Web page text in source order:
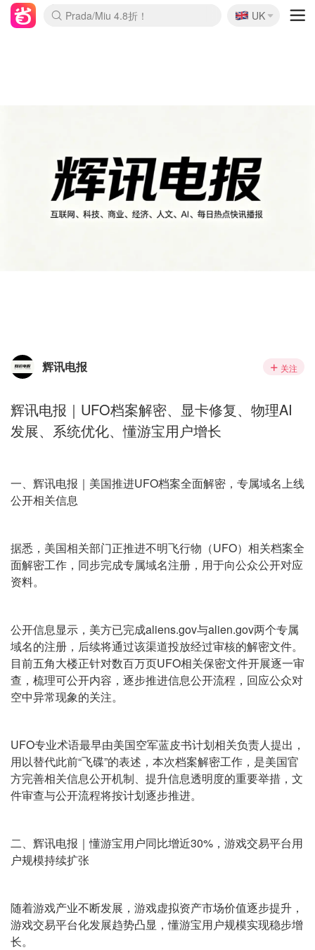
Prada/Miu 4.8折！
🇬🇧
UK
辉讯电报 关注
辉讯电报｜UFO档案解密、显卡修复、物理AI
发展、系统优化、懂游宝用户增长
一、辉讯电报｜美国推进UFO档案全面解密，专属域名上线
公开相关信息
据悉，美国相关部门正推进不明飞行物（UFO）相关档案全
面解密工作，同步完成专属域名注册，用于向公众公开对应
资料。
公开信息显示，美方已完成aliens.gov与alien.gov两个专属
域名的注册，后续将通过该渠道投放经过审核的解密文件。
目前五角大楼正针对数百万页UFO相关保密文件开展逐一审
查，梳理可公开内容，逐步推进信息公开流程，回应公众对
空中异常现象的关注。
UFO专业术语最早由美国空军蓝皮书计划相关负责人提出，
用以替代此前“飞碟”的表述，本次档案解密工作，是美国官
方完善相关信息公开机制、提升信息透明度的重要举措，文
件审查与公开流程将按计划逐步推进。
二、辉讯电报｜懂游宝用户同比增近30%，游戏交易平台用
户规模持续扩张
随着游戏产业不断发展，游戏虚拟资产市场价值逐步提升，
游戏交易平台化发展趋势凸显，懂游宝用户规模实现稳步增
长。